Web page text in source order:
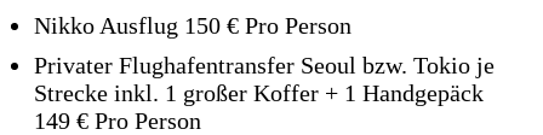
Nikko Ausflug 150 € Pro Person
Privater Flughafentransfer Seoul bzw. Tokio je
Strecke inkl. 1 großer Koffer + 1 Handgepäck
149 € Pro Person